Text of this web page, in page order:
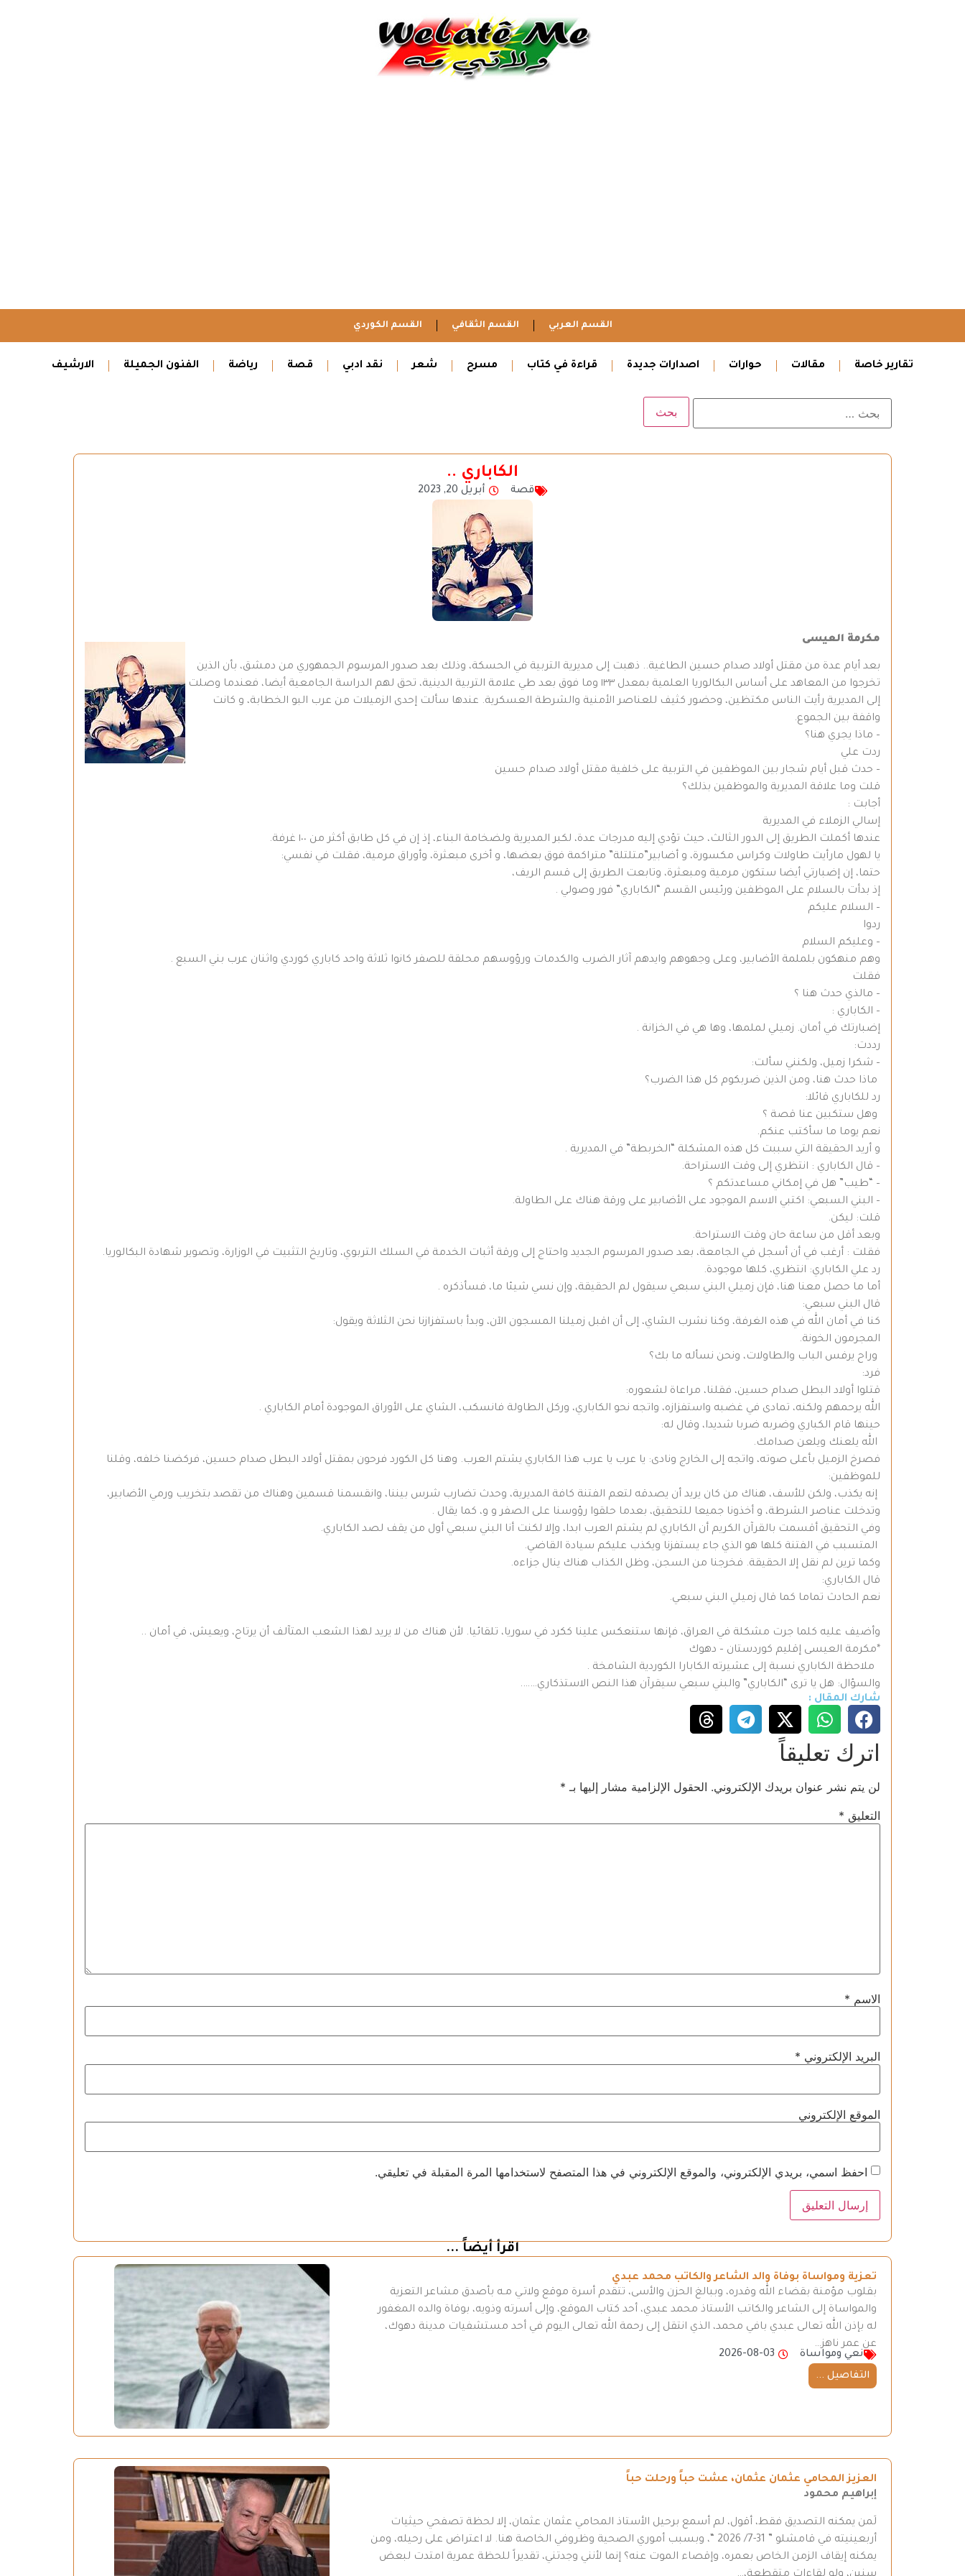
القسم العربي القسم الثقافي القسم الكوردي
تقارير خاصة مقالات حوارات اصدارات جديدة قراءة في كتاب مسرح شعر نقد ادبي قصة رياضة الفنون الجميلة الارشيف
الكاباري ..
قصة أبريل 20, 2023
مكرمة العيسى
بعد أيام عدة من مقتل أولاد صدام حسين الطاغية.. ذهبت إلى مديرية التربية في الحسكة، وذلك بعد صدور المرسوم الجمهوري من دمشق، بأن الذين
تخرجوا من المعاهد على أساس البكالوريا العلمية بمعدل ١٣٣ وما فوق بعد طي علامة التربية الدينية، تحق لهم الدراسة الجامعية أيضا، فعندما وصلت
إلى المديرية رأيت الناس مكتظين، وحضور كثيف للعناصر الأمنية والشرطة العسكرية. عندها سألت إحدى الزميلات من عرب البو الخطابة، و كانت
واقفة بين الجموع.
– ماذا يجري هنا؟
ردت علي
– حدث قبل أيام شجار بين الموظفين في التربية على خلفية مقتل أولاد صدام حسين
قلت وما علاقة المديرية والموظفين بذلك؟
أجابت :
إسالي الزملاء في المديرية
عندها أكملت الطريق إلى الدور الثالث، حيث تؤدي إليه مدرجات عدة، لكبر المديرية ولضخامة البناء، إذ إن في كل طابق أكثر من ١٠٠ غرفة.
يا لهول مارأيت طاولات وكراس مكسورة، و أضابير”متلتلة” متراكمة فوق بعضها، و أخرى مبعثرة، وأوراق مرمية، فقلت في نفسي:
حتما، إن إضبارتي أيضا ستكون مرمية ومبعثرة، وتابعت الطريق إلى قسم الريف،
إذ بدأت بالسلام على الموظفين ورئيس القسم “الكاباري” فور وصولي .
– السلام عليكم
ردوا
– وعليكم السلام
وهم منهكون بلملمة الأضابير، وعلى وجهوهم وايدهم آثار الضرب والكدمات ورؤوسهم محلقة للصفر كانوا ثلاثة واحد كاباري كوردي واثنان عرب بني السبع .
فقلت
– مالذي حدث هنا ؟
– الكاباري :
إضبارتك في أمان. زميلي لملمها، وها هي في الخزانة .
رددت:
– شكرا زميل، ولكنني سألت:
ماذا حدث هنا، ومن الذين ضربكوم كل هذا الضرب؟
رد للكاباري قائلا:
وهل ستكبين عنا قصة ؟
نعم يوما ما سأكتب عنكم.
و أريد الحقيقة التي سببت كل هذه المشكلة “الخربطة” في المديرية .
– قال الكاباري : انتظري إلى وقت الاستراحة.
– “طيب” هل في إمكاني مساعدتكم ؟
– البني السبعي: اكتبي الاسم الموجود على الأضابير على ورقة هناك على الطاولة.
قلت: ليكن.
وبعد أقل من ساعة حان وقت الاستراحة.
فقلت : أرغب في أن أسجل في الجامعة، بعد صدور المرسوم الجديد واحتاج إلى ورقة أثبات الخدمة في السلك التربوي، وتاريخ التثبيت في الوزارة، وتصوير شهادة البكالوريا.
رد علي الكاباري: انتظري، كلها موجودة.
أما ما حصل معنا هنا، فإن زميلي البني سبعي سيقول لم الحقيقة، وإن نسي شيئا ما، فسأذكره .
قال البني سبعي:
كنا في أمان الله في هذه الغرفة، وكنا نشرب الشاي، إلى أن اقبل زميلنا المسجون الآن، وبدأ باستفزازنا نحن الثلاثة ويقول:
المجرمون الخونة.
وراح يرفس الباب والطاولات، ونحن نسأله ما بك؟
فرد:
قتلوا أولاد البطل صدام حسين، فقلنا، مراعاة لشعوره:
الله يرحمهم ولكنه، تمادى في غضبه واستفزازه، واتجه نحو الكاباري، وركل الطاولة فانسكب، الشاي على الأوراق الموجودة أمام الكاباري .
حينها قام الكباري وضربه ضربا شديدا، وقال له:
الله يلعنك ويلعن صدامك.
فصرخ الزميل بأعلى صوته، واتجه إلى الخارج ونادى: يا عرب يا عرب هذا الكاباري يشتم العرب. وهنا كل الكورد فرحون بمقتل أولاد البطل صدام حسين، فركضنا خلفه، وقلنا
للموظفين:
إنه يكذب، ولكن للأسف، هناك من كان يريد أن يصدقه لتعم الفتنة كافة المديرية، وحدث تضارب شرس بيننا، وانقسمنا قسمين وهناك من تقصد بتخريب ورمي الأضابير،
وتدخلت عناصر الشرطة، و أخذونا جميعا للتحقيق، بعدما حلقوا رؤوسنا على الصفر و و، كما يقال .
وفي التحقيق أقسمت بالقرآن الكريم أن الكاباري لم يشتم العرب ابدا، وإلا لكنت أنا البني سبعي أول من يقف لصد الكاباري.
المتسبب في الفتنة كلها هو الذي جاء يستفزنا ويكذب عليكم سيادة القاضي.
وكما ترين لم نقل إلا الحقيقة. فخرجنا من السجن، وظل الكذاب هناك ينال جزاءه.
قال الكاباري:
نعم الحادث تماما كما قال زميلي البني سبعي.
وأضيف عليه كلما جرت مشكلة في العراق، فإنها ستنعكس علينا ككرد في سوريا، تلقائيا. لأن هناك من لا يريد لهذا الشعب المتآلف أن يرتاح، ويعيش، في أمان ..
*مكرمة العيسى إقليم كوردستان – دهوك
ملاحظة الكاباري نسبة إلى عشيرته الكابارا الكوردية الشامخة .
والسؤال: هل يا ترى “الكاباري” والبني سبعي سيقرآن هذا النص الاستذكاري…….
شارك المقال :
اترك تعليقاً
لن يتم نشر عنوان بريدك الإلكتروني. الحقول الإلزامية مشار إليها بـ *
التعليق *
الاسم *
البريد الإلكتروني *
الموقع الإلكتروني
احفظ اسمي، بريدي الإلكتروني، والموقع الإلكتروني في هذا المتصفح لاستخدامها المرة المقبلة في تعليقي.
اقرأ أيضاً ...
تعزية ومواساة بوفاة والد الشاعر والكاتب محمد عبدي
بقلوب مؤمنة بقضاء الله وقدره، وببالغ الحزن والأسى، تتقدم أسرة موقع ولاتـي مـه بأصدق مشاعر التعزية
والمواساة إلى الشاعر والكاتب الأستاذ محمد عبدي، أحد كتاب الموقع، وإلى أسرته وذويه، بوفاة والده المغفور
له بإذن الله تعالى عبدي بافي محمد، الذي انتقل إلى رحمة الله تعالى اليوم في أحد مستشفيات مدينة دهوك،
عن عمر ناهز…
نعي ومواساة
2026-08-03
التفاصيل ...
العزيز المحامي عثمان عثمان، عشت حباً ورحلت حباً
إبراهيم محمود
لَمن يمكنه التصديق فقط، أقول، لم أسمع برحيل الأستاذ المحامي عثمان عثمان، إلا لحظة تصفحي حيثيات
أربعينيته في قامشلو ” 31-7/ 2026 “، وبسبب أموري الصحية وظروفي الخاصة هنا. لا اعتراض على رحيله، ومن
يمكنه إيقاف الزمن الخاص بعمره، وإقصاء الموت عنه؟ إنما لأنني وجدتني، تقديراً للحظة عمرية امتدت لبعض